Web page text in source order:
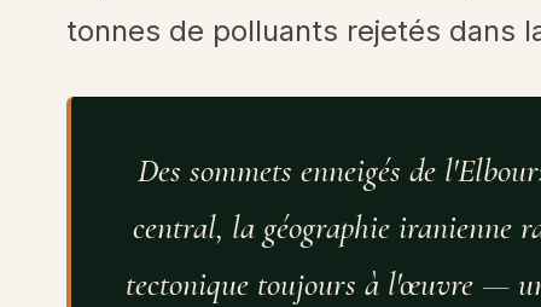
tonnes de polluants rejetés dans
Des sommets enneigés de
central, la géographie iranienne
tectonique toujours à l'œuvre —